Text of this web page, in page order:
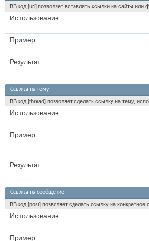
BB код [url] позволяет вставлять ссылки на сайты
Использование
Пример
Результат
Ссылка на тему
BB код [thread] позволяет сделать ссылку на тему,
Использование
Пример
Результат
Ссылка на сообщение
BB код [post] позволяет сделать ссылку на
Использование
Пример